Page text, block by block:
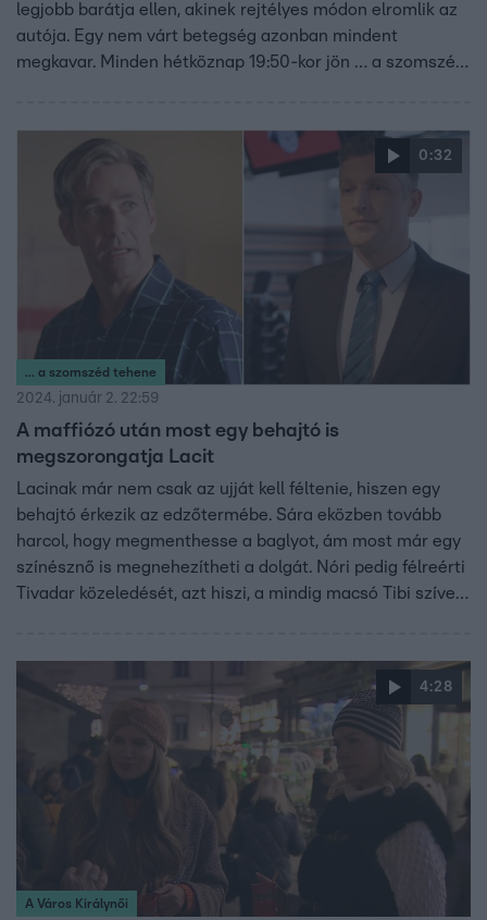
legjobb barátja ellen, akinek rejtélyes módon elromlik az
autója. Egy nem várt betegség azonban mindent
megkavar. Minden hétköznap 19:50-kor jön … a szomszéd
0:32
... a szomszéd tehene
2024. január 2. 22:59
A maffiózó után most egy behajtó is
megszorongatja Lacit
Lacinak már nem csak az ujját kell féltenie, hiszen egy
behajtó érkezik az edzőtermébe. Sára eközben tovább
harcol, hogy megmenthesse a baglyot, ám most már egy
színésznő is megnehezítheti a dolgát. Nóri pedig félreérti
Tivadar közeledését, azt hiszi, a mindig macsó Tibi szíve
4:28
A Város Királynői